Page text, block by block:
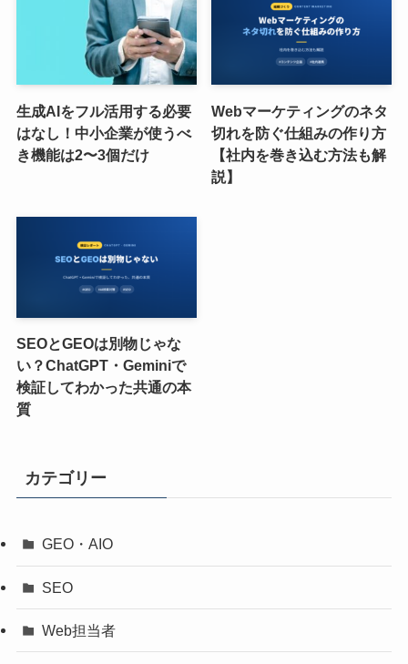
生成AIをフル活用する必要
はなし！中小企業が使うべ
き機能は2〜3個だけ
Webマーケティングのネタ
切れを防ぐ仕組みの作り方
【社内を巻き込む方法も解
説】
SEOとGEOは別物じゃな
い？ChatGPT・Geminiで
検証してわかった共通の本
質
カテゴリー
GEO・AIO
SEO
Web担当者